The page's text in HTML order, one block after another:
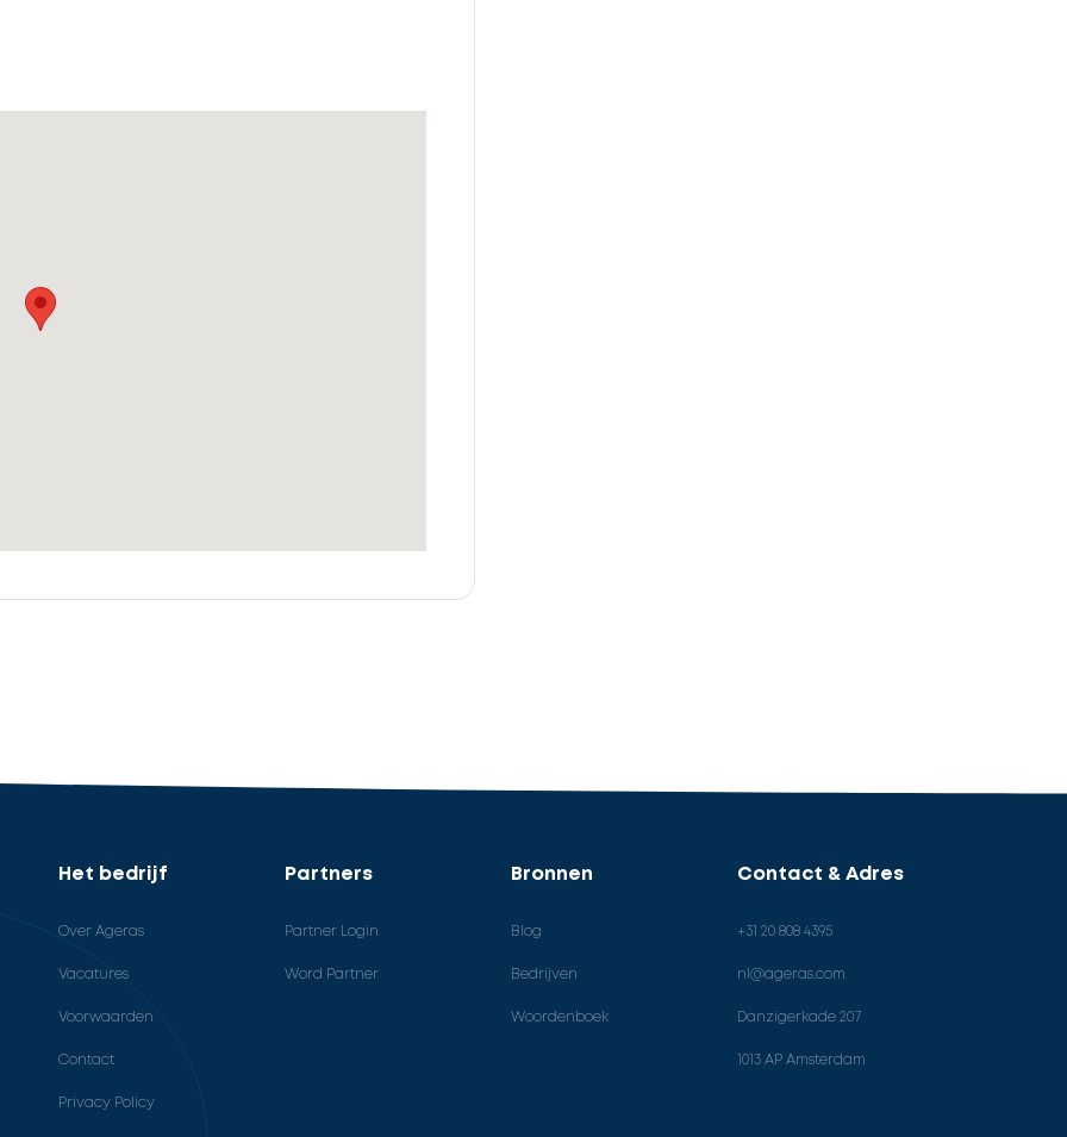
Het bedrijf
Over Ageras
Vacatures
Voorwaarden
Contact
Privacy Policy
Partners
Partner Login
Word Partner
Bronnen
Blog
Bedrijven
Woordenboek
Contact & Adres
+31 20 808 4395
nl@ageras.com
Danzigerkade 207
1013 AP Amsterdam